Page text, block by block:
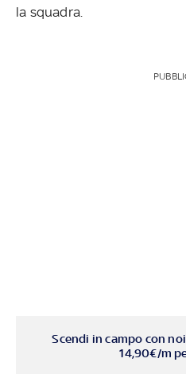
la squadra.
Scendi in campo con
14,90€/m